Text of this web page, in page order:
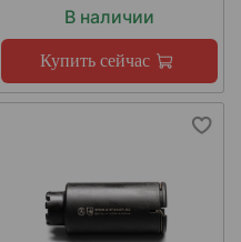
В наличии
Купить сейчас